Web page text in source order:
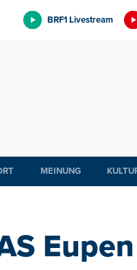
BRF1 Livestream
MEINUNG
Eupen